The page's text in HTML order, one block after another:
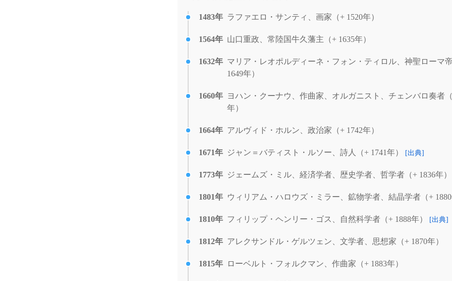
1483年 ラファエロ・サンティ、画家（+ 1520年）
1564年 山口重政、常陸国牛久藩主（+ 1635年）
1632年 マリア・レオポルディーネ・フォン・ティロル、神聖ローマ
1649年）
1660年 ヨハン・クーナウ、作曲家、オルガニスト、チェンバロ奏者
年）
1664年 アルヴィド・ホルン、政治家（+ 1742年）
1671年 ジャン＝バティスト・ルソー、詩人（+ 1741年） [出典]
1773年 ジェームズ・ミル、経済学者、歴史学者、哲学者（+ 1836年）
1801年 ウィリアム・ハロウズ・ミラー、鉱物学者、結晶学者（+
1810年 フィリップ・ヘンリー・ゴス、自然科学者（+ 1888年） [出典]
1812年 アレクサンドル・ゲルツェン、文学者、思想家（+ 1870年）
1815年 ローベルト・フォルクマン、作曲家（+ 1883年）